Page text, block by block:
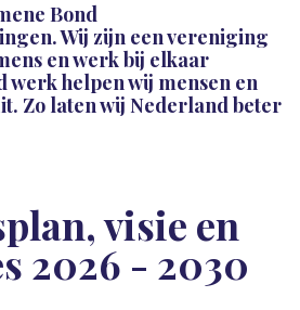
Bond
Wij zijn een vereniging
en werk bij elkaar
werk helpen wij mensen en
Zo laten wij Nederland beter
visie en
2026 - 2030